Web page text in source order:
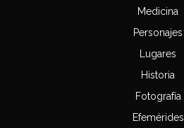
Medicina
Personajes
Lugares
Historia
Fotografía
Efemérides